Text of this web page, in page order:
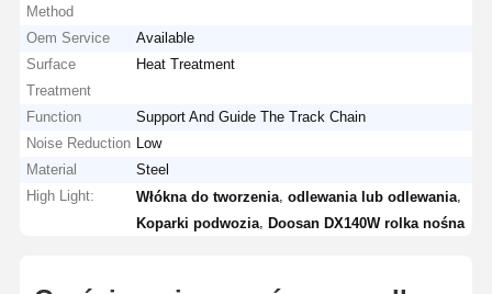
Method
Oem Service
Available
Surface
Treatment
Heat Treatment
Function
Support And Guide The Track Chain
Noise Reduction
Low
Material
Steel
High Light:
Włókna do tworzenia ,odlewania lub odlewania
Koparki podwozia ,Doosan DX140W rolka nośna